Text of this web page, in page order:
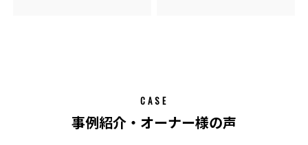
CASE
事例紹介・オーナー様の声